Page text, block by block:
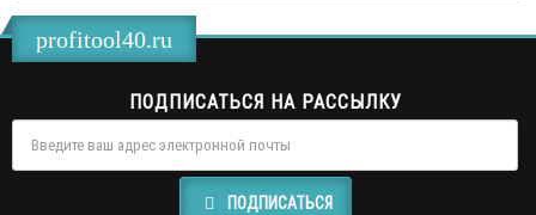
profitool40.ru
ПОДПИСАТЬСЯ НА РАССЫЛКУ
ПОДПИСАТЬСЯ